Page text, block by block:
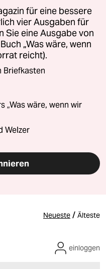
für eine bessere
vier Ausgaben für
Sie eine Ausgabe von
„Was wäre, wenn
reicht).
Briefkasten
„Was wäre, wenn wir
Welzer
Neueste / Älteste
einloggen